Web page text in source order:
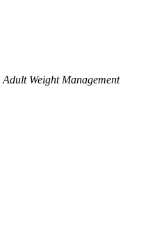
Adult Weight Management